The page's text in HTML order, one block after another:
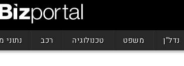
נדל"ן משפט טכנולוגיה רכב נתוני